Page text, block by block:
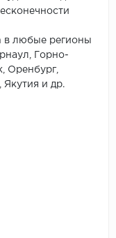
в любые регионы
Горно-
Оренбург,
Якутия и др.